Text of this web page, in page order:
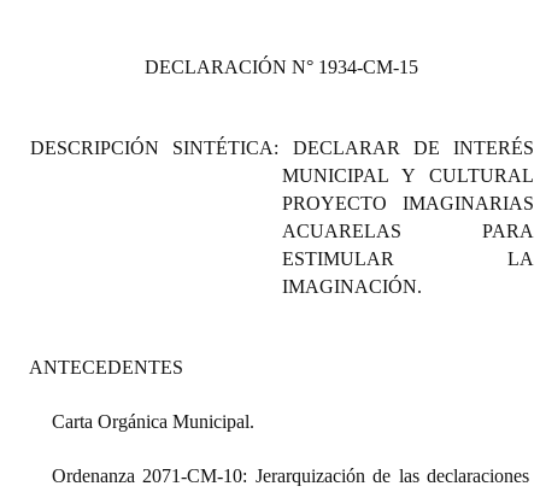
Concejales Mandato Cumplido
Reglamento Interno
Digesto
Organigrama
DECLARACIÓN N° 1934-CM-15
DESCRIPCIÓN SINTÉTICA: DECLARAR DE INTERÉS
MUNICIPAL Y CULTURAL
PROYECTO IMAGINARIAS
ACUARELAS PARA
ESTIMULAR LA
IMAGINACIÓN.
ANTECEDENTES
Carta Orgánica Municipal.
Ordenanza 2071-CM-10: Jerarquización de las declaraciones